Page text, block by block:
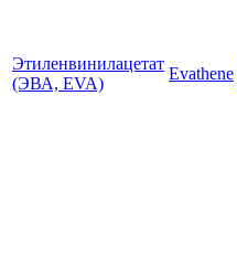
Этиленвинилацетат
(ЭВА, EVA)
Evathene